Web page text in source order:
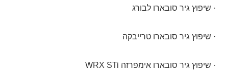
· שיפוץ גיר סובארו לבורג
· שיפוץ גיר סובארו טרייבקה
· שיפוץ גיר סובארו אימפרזה WRX STi